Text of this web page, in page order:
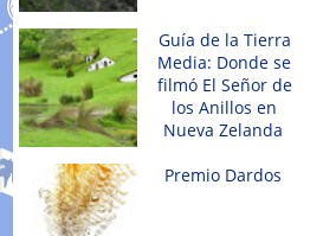
Guía de la Tierra
Media: Donde se
filmó El Señor de
los Anillos en
Nueva Zelanda
Premio Dardos